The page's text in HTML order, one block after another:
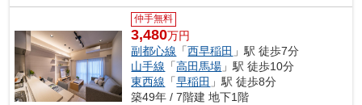
仲手無料
3,480万円
副都心線 「西早稲田 」駅 徒歩7分
山手線 「高田馬場 」駅 徒歩10分
東西線 「早稲田 」駅 徒歩8分
築49年 / 7階建 地下1階